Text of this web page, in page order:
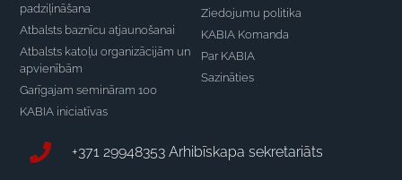
padziļināšana
Atbalsts baznīcu atjaunošanai
Atbalsts katoļu organizācijām un
apvienībām
Garīgajam semināram 100
KABIA iniciatīvas
Ziedojumu politika
KABIA Komanda
Par KABIA
Sazināties
+371 29948353 Arhibīskapa sekretariāts